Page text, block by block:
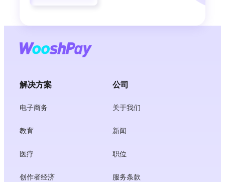
解决方案
电子商务
教育
医疗
创作者经济
公司
关于我们
新闻
职位
服务条款